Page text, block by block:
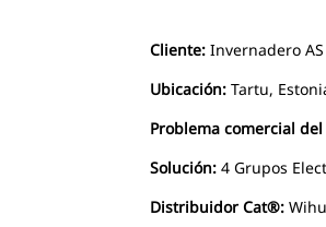
Cliente: Invernadero
Ubicación: Tartu,
Problema comercial
Solución: 4 Grupos
Distribuidor Cat®: